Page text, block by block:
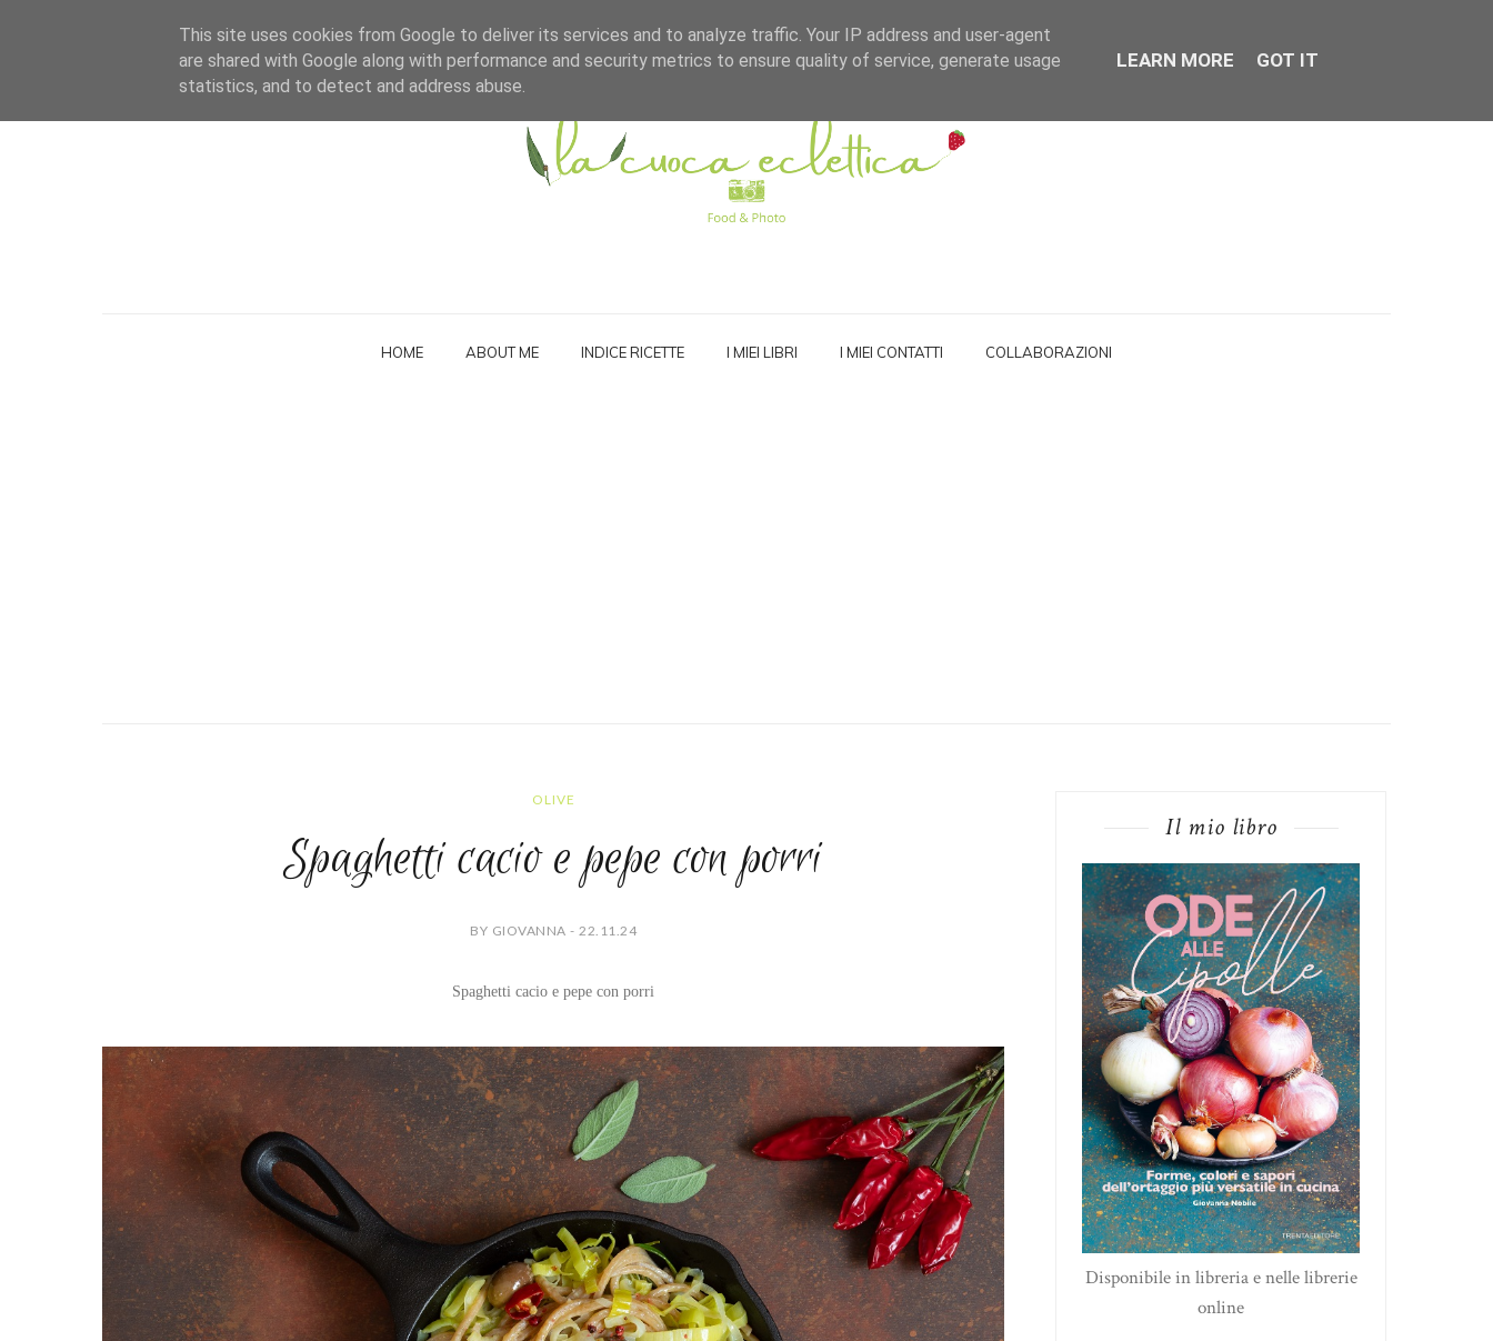
HOME ABOUT ME INDICE RICETTE I MIEI LIBRI I MIEI CONTATTI COLLABORAZIONI
OLIVE
Spaghetti cacio e pepe con porri
BY GIOVANNA - 22.11.24
Spaghetti cacio e pepe con porri
Il mio libro
Disponibile in libreria e nelle librerie
online
This site uses cookies from Google to deliver its services and to analyze traffic. Your IP address and user-agent
are shared with Google along with performance and security metrics to ensure quality of service, generate usage
statistics, and to detect and address abuse.
LEARN MORE GOT IT